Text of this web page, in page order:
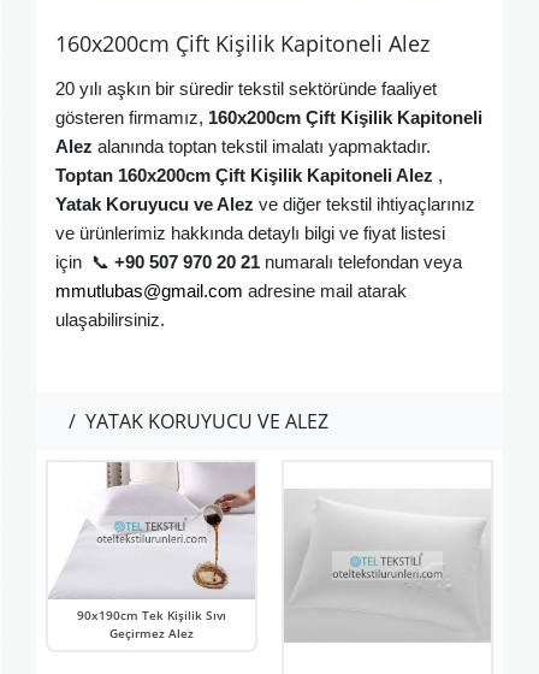
160x200cm Çift Kişilik Kapitoneli Alez
20 yılı aşkın bir süredir tekstil sektöründe faaliyet
gösteren firmamız, 160x200cm Çift Kişilik Kapitoneli
Alez alanında toptan tekstil imalatı yapmaktadır.
Toptan 160x200cm Çift Kişilik Kapitoneli Alez ,
Yatak Koruyucu ve Alez ve diğer tekstil ihtiyaçlarınız
ve ürünlerimiz hakkında detaylı bilgi ve fiyat listesi
için 📞 +90 507 970 20 21 numaralı telefondan veya
mmutlubas@gmail.com adresine mail atarak
ulaşabilirsiniz.
/ YATAK KORUYUCU VE ALEZ
90x190cm Tek Kişilik Sıvı
Geçirmez Alez